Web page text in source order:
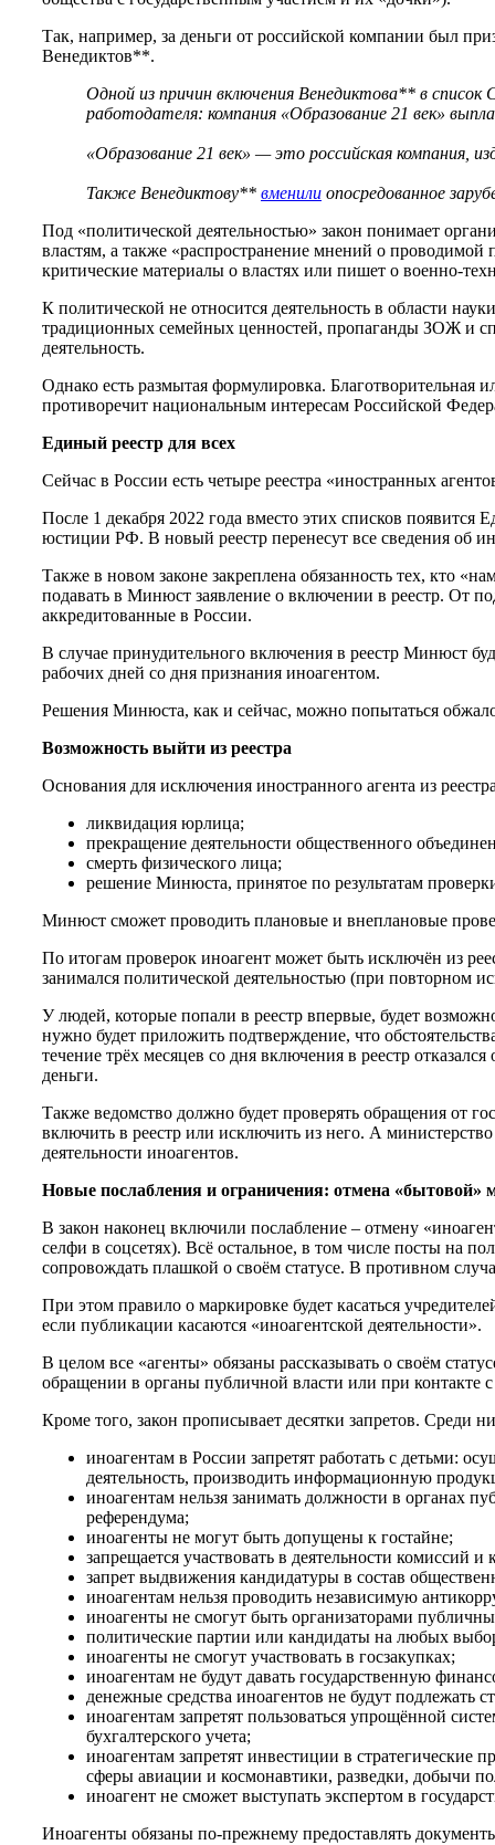
Так, например, за деньги от российской компании был
Венедиктов**.
Одной из причин включения Венедиктова** в
работодателя: компания «Образование 21 век»
«Образование 21 век» — это российская компания,
Также Венедиктову** вменили опосредованное
Под «политической деятельностью» закон понимает
властям, а также «распространение мнений о проводимой
критические материалы о властях или пишет о военно-
К политической не относится деятельность в области
традиционных семейных ценностей, пропаганды ЗОЖ и
деятельность.
Однако есть размытая формулировка. Благотворительная
противоречит национальным интересам Российской
Единый реестр для всех
Сейчас в России есть четыре реестра «иностранных
После 1 декабря 2022 года вместо этих списков
юстиции РФ. В новый реестр перенесут все сведения об
Также в новом законе закреплена обязанность тех, кто
подавать в Минюст заявление о включении в реестр. От
аккредитованные в России.
В случае принудительного включения в реестр Минюст
рабочих дней со дня признания иноагентом.
Решения Минюста, как и сейчас, можно попытаться
Возможность выйти из реестра
Основания для исключения иностранного агента из
ликвидация юрлица;
прекращение деятельности общественного
смерть физического лица;
решение Минюста, принятое по результатам
Минюст сможет проводить плановые и внеплановые
По итогам проверок иноагент может быть исключён из
занимался политической деятельностью (при повторном
У людей, которые попали в реестр впервые, будет
нужно будет приложить подтверждение, что
течение трёх месяцев со дня включения в реестр
деньги.
Также ведомство должно будет проверять обращения от
включить в реестр или исключить из него. А
деятельности иноагентов.
Новые послабления и ограничения: отмена «бытовой»
В закон наконец включили послабление – отмену
селфи в соцсетях). Всё остальное, в том числе посты на
сопровождать плашкой о своём статусе. В противном
При этом правило о маркировке будет касаться
если публикации касаются «иноагентской деятельности».
В целом все «агенты» обязаны рассказывать о своём
обращении в органы публичной власти или при контакте
Кроме того, закон прописывает десятки запретов. Среди
иноагентам в России запретят работать с детьми:
деятельность, производить информационную
иноагентам нельзя занимать должности в органах
референдума;
иноагенты не могут быть допущены к гостайне;
запрещается участвовать в деятельности комиссий
запрет выдвижения кандидатуры в состав
иноагентам нельзя проводить независимую
иноагенты не смогут быть организаторами
политические партии или кандидаты на любых
иноагенты не смогут участвовать в госзакупках;
иноагентам не будут давать государственную
денежные средства иноагентов не будут подлежать
иноагентам запретят пользоваться упрощённой
бухгалтерского учета;
иноагентам запретят инвестиции в
сферы авиации и космонавтики, разведки, добычи
иноагент не сможет выступать экспертом в
Иноагенты обязаны по-прежнему предоставлять